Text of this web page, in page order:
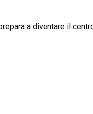
a diventare il